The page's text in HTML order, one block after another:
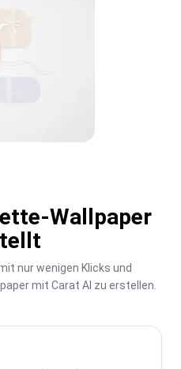
Wallpaper
nur wenigen Klicks und
mit Carat AI zu erstellen.